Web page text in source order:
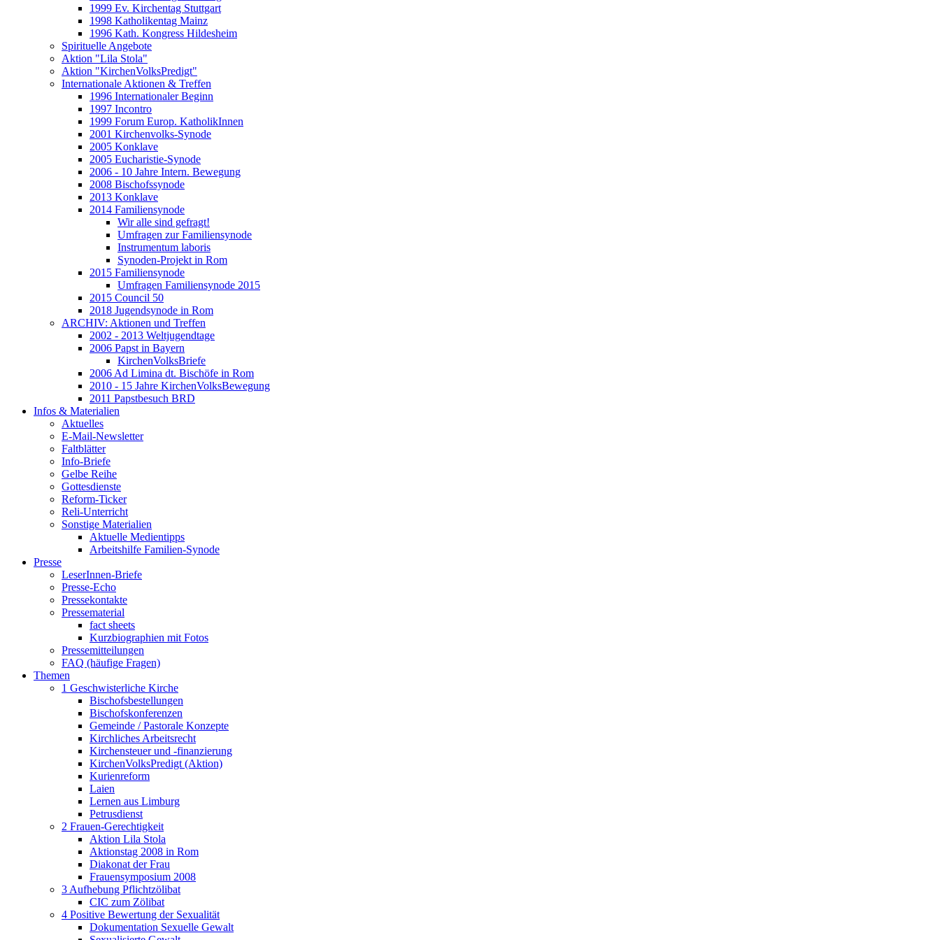
1999 Ev. Kirchentag Stuttgart
1998 Katholikentag Mainz
1996 Kath. Kongress Hildesheim
Spirituelle Angebote
Aktion "Lila Stola"
Aktion "KirchenVolksPredigt"
Internationale Aktionen & Treffen
1996 Internationaler Beginn
1997 Incontro
1999 Forum Europ. KatholikInnen
2001 Kirchenvolks-Synode
2005 Konklave
2005 Eucharistie-Synode
2006 - 10 Jahre Intern. Bewegung
2008 Bischofssynode
2013 Konklave
2014 Familiensynode
Wir alle sind gefragt!
Umfragen zur Familiensynode
Instrumentum laboris
Synoden-Projekt in Rom
2015 Familiensynode
Umfragen Familiensynode 2015
2015 Council 50
2018 Jugendsynode in Rom
ARCHIV: Aktionen und Treffen
2002 - 2013 Weltjugendtage
2006 Papst in Bayern
KirchenVolksBriefe
2006 Ad Limina dt. Bischöfe in Rom
2010 - 15 Jahre KirchenVolksBewegung
2011 Papstbesuch BRD
Infos & Materialien
Aktuelles
E-Mail-Newsletter
Faltblätter
Info-Briefe
Gelbe Reihe
Gottesdienste
Reform-Ticker
Reli-Unterricht
Sonstige Materialien
Aktuelle Medientipps
Arbeitshilfe Familien-Synode
Presse
LeserInnen-Briefe
Presse-Echo
Pressekontakte
Pressematerial
fact sheets
Kurzbiographien mit Fotos
Pressemitteilungen
FAQ (häufige Fragen)
Themen
1 Geschwisterliche Kirche
Bischofsbestellungen
Bischofskonferenzen
Gemeinde / Pastorale Konzepte
Kirchliches Arbeitsrecht
Kirchensteuer und -finanzierung
KirchenVolksPredigt (Aktion)
Kurienreform
Laien
Lernen aus Limburg
Petrusdienst
2 Frauen-Gerechtigkeit
Aktion Lila Stola
Aktionstag 2008 in Rom
Diakonat der Frau
Frauensymposium 2008
3 Aufhebung Pflichtzölibat
CIC zum Zölibat
4 Positive Bewertung der Sexualität
Dokumentation Sexuelle Gewalt